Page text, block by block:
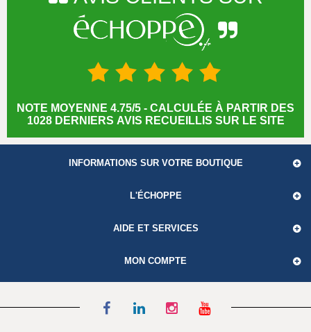
NOTE MOYENNE 4.75/5 - CALCULÉE À PARTIR DES
1028 DERNIERS AVIS RECUEILLIS SUR LE SITE
INFORMATIONS SUR VOTRE BOUTIQUE
L'ÉCHOPPE
AIDE ET SERVICES
MON COMPTE